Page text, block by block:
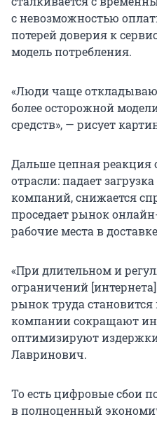
с невозможностью
потерей доверия к
модель потребления.
«Люди чаще
более осторожной
средств», — рисует
Дальше цепная реакция
отрасли: падает
компаний, снижается
проседает рынок
рабочие места в
«При длительном и
ограничений
рынок труда
компании сокращают
оптимизируют
Лавринович.
То есть цифровые сбои
в полноценный